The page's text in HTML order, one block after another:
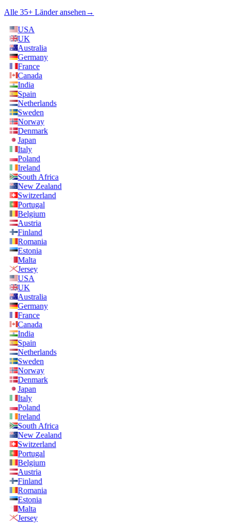
Alle 35+ Länder ansehen →
USA
UK
Australia
Germany
France
Canada
India
Spain
Netherlands
Sweden
Norway
Denmark
Japan
Italy
Poland
Ireland
South Africa
New Zealand
Switzerland
Portugal
Belgium
Austria
Finland
Romania
Estonia
Malta
Jersey
USA
UK
Australia
Germany
France
Canada
India
Spain
Netherlands
Sweden
Norway
Denmark
Japan
Italy
Poland
Ireland
South Africa
New Zealand
Switzerland
Portugal
Belgium
Austria
Finland
Romania
Estonia
Malta
Jersey